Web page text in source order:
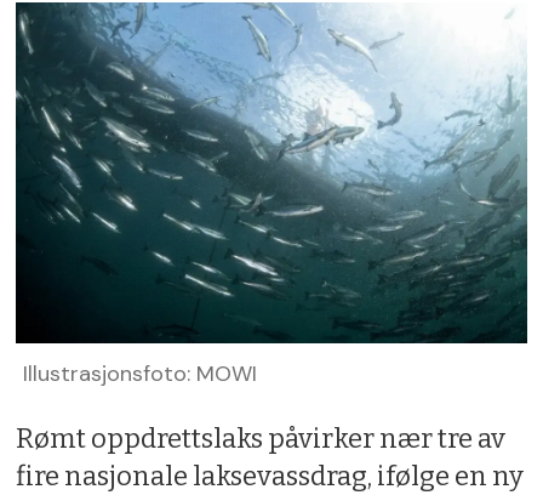
Illustrasjonsfoto: MOWI
Rømt oppdrettslaks påvirker nær tre av
fire nasjonale laksevassdrag, ifølge en ny